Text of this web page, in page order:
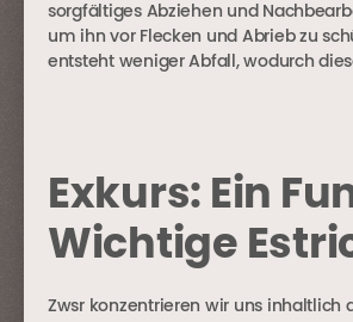
sorgfältiges Abziehen und
um ihn vor Flecken und Abrieb zu
entsteht weniger Abfall, wodurch
Exkurs: Ein
Wichtige
Zwsr konzentrieren wir uns inhaltlich